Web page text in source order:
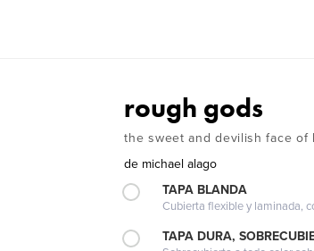
rough gods
the sweet and devilish face of
de michael alago
TAPA BLANDA
Cubierta flexible y laminada,
TAPA DURA,